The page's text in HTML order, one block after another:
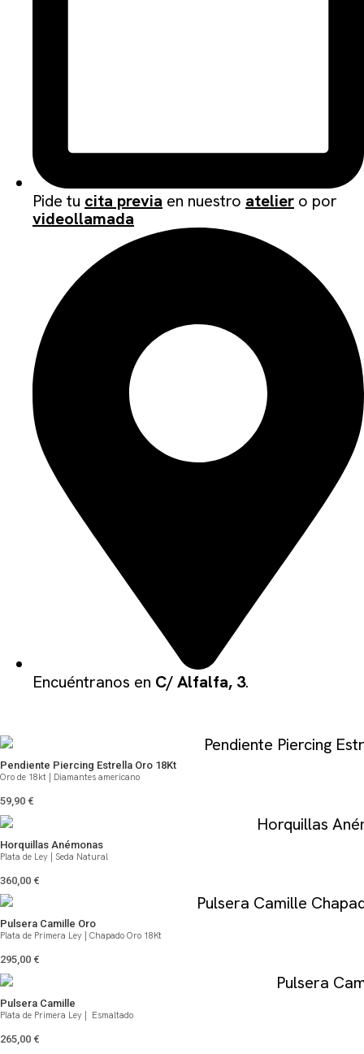
Pide tu cita previa en nuestro atelier o por
videollamada
Encuéntranos en C/ Alfalfa, 3.
Pendiente Piercing Estrella Oro 18Kt
Oro de 18kt | Diamantes americano
59,90 €
Horquillas Anémonas
Plata de Ley | Seda Natural
360,00 €
Pulsera Camille Oro
Plata de Primera Ley | Chapado Oro 18Kt
295,00 €
Pulsera Camille
Plata de Primera Ley | Esmaltado
265,00 €